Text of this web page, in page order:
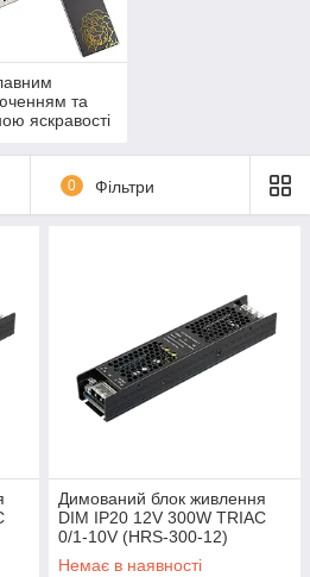
та
яскравості
0 Фільтри
Димований блок живлення
DIM IP20 12V 300W TRIAC
0/1-10V (HRS-300-12)
Немає в наявності